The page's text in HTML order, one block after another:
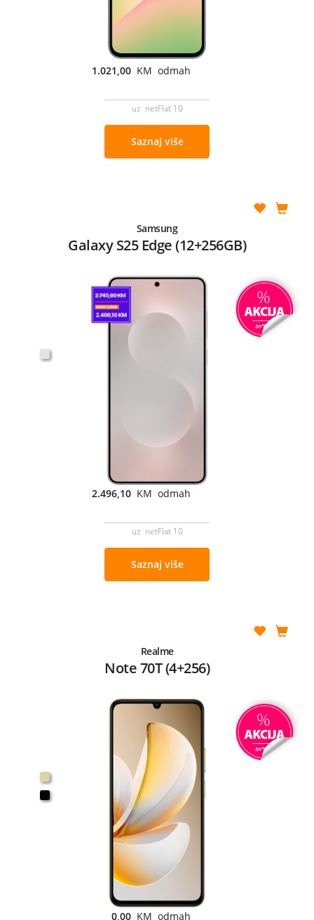
1.021,00 KM odmah
uz netFlat 10
Saznaj više
Samsung
Galaxy S25 Edge (12+256GB)
2.496,10 KM odmah
uz netFlat 10
Saznaj više
Realme
Note 70T (4+256)
0,00 KM odmah